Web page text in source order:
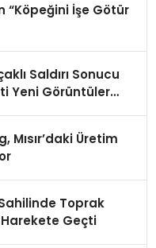
“Köpeğini İşe Götür
Saldırı Sonucu
Yeni Görüntüler
Mısır’daki Üretim
Toprak
Harekete Geçti